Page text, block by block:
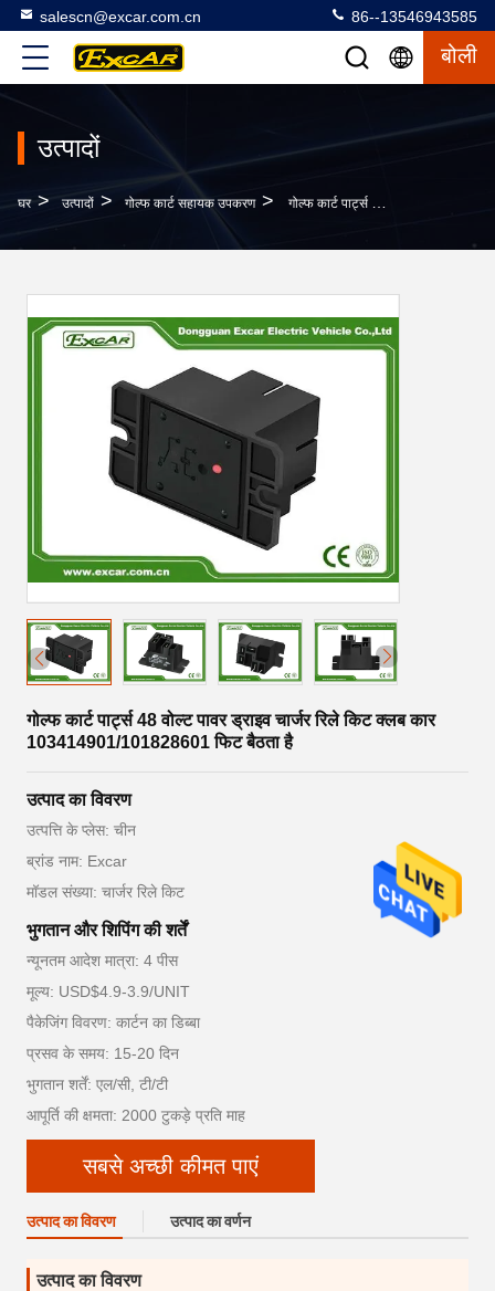
salescn@excar.com.cn 86--13546943585
बोली
उत्पादों
घर > उत्पादों > गोल्फ कार्ट सहायक उपकरण > गोल्फ कार्ट पार्ट्स 48 वोल्ट पावर ड्राइव चार्जर रिले किट क्लब कार 103414901/101828601 फिट बैठता है
गोल्फ कार्ट पार्ट्स 48 वोल्ट पावर ड्राइव चार्जर रिले किट क्लब कार
103414901/101828601 फिट बैठता है
उत्पाद का विवरण
उत्पत्ति के प्लेस: चीन
ब्रांड नाम: Excar
मॉडल संख्या: चार्जर रिले किट
भुगतान और शिपिंग की शर्तें
न्यूनतम आदेश मात्रा: 4 पीस
मूल्य: USD$4.9-3.9/UNIT
पैकेजिंग विवरण: कार्टन का डिब्बा
प्रसव के समय: 15-20 दिन
भुगतान शर्तें: एल/सी, टी/टी
आपूर्ति की क्षमता: 2000 टुकड़े प्रति माह
सबसे अच्छी कीमत पाएं
उत्पाद का विवरण उत्पाद का वर्णन
उत्पाद का विवरण